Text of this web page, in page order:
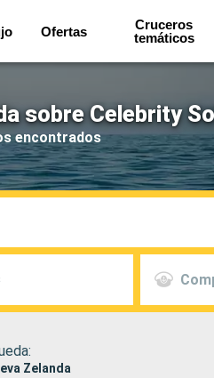
Ofertas
Cruceros
temáticos
sobre Celebrity
encontrados
Zelanda